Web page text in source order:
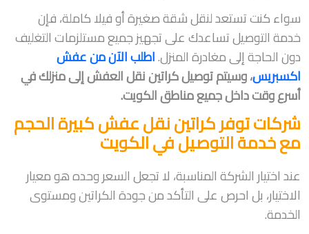
سواء كنت تستعد لنقل شقة صغيرة أو فيلا كاملة، فإن
خدمة التوصيل تساعدك على تجهيز جميع مستلزمات التغليف
دون الحاجة إلى مغادرة المنزل.اطلب الآن من عفش
اكسبريس، وسيتم توصيل كراتين نقل العفش إلى منزلك في
أسرع وقت داخل جميع مناطق الكويت.
شركات توفر كراتين نقل عفش كبيرة الحجم
مع خدمة التوصيل في الكويت
عند اختيار الشركة المناسبة، لا تجعل السعر وحده هو معيار
الاختيار، بل احرص على التأكد من جودة الكراتين ومستوى
الخدمة.